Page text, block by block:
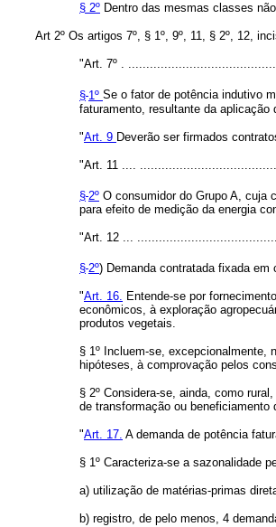
§ 2º Dentro das mesmas classes
Art 2º Os artigos 7º, § 1º, 9º, 11, § 2º, 12,
"Art. 7º .
§ 1º Se o fator de potência indutivo
faturamento, resultante da aplicação
"Art. 9 Deverão ser firmados
"Art. 11 ....
§ 2º O consumidor do Grupo A, cuja
para efeito de medição da energia
"Art. 12 ...
§ 2º) Demanda contratada fixada
"Art. 16. Entende-se por
econômicos, à exploração
produtos vegetais.
§ 1º Incluem-se,
hipóteses, à comprovação pelos
§ 2º Considera-se, ainda, como
de transformação ou
"Art. 17. A demanda de potência
§ 1º Caracteriza-se a sazonalidade
a) utilização de matérias-primas
b) registro, de pelo menos, 4